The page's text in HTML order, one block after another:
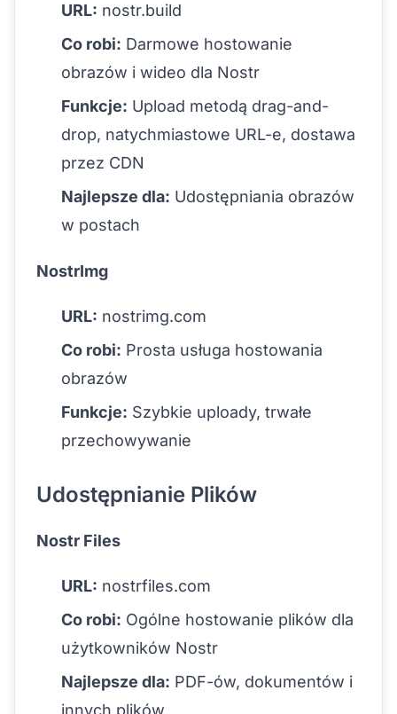
URL: nostr.build
Co robi: Darmowe hostowanie
obrazów i wideo dla Nostr
Funkcje: Upload metodą drag-and-
drop, natychmiastowe URL-e, dostawa
przez CDN
Najlepsze dla: Udostępniania obrazów
w postach
NostrImg
URL: nostrimg.com
Co robi: Prosta usługa hostowania
obrazów
Funkcje: Szybkie uploady, trwałe
przechowywanie
Udostępnianie Plików
Nostr Files
URL: nostrfiles.com
Co robi: Ogólne hostowanie plików dla
użytkowników Nostr
Najlepsze dla: PDF-ów, dokumentów i
innych plików